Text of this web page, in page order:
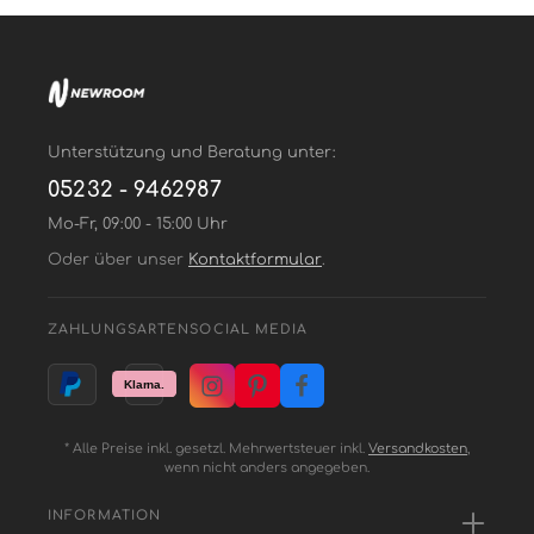
Unterstützung und Beratung unter:
05232 - 9462987
Mo-Fr, 09:00 - 15:00 Uhr
Oder über unser Kontaktformular.
ZAHLUNGSARTEN SOCIAL MEDIA
* Alle Preise inkl. gesetzl. Mehrwertsteuer inkl. Versandkosten,
wenn nicht anders angegeben.
INFORMATION